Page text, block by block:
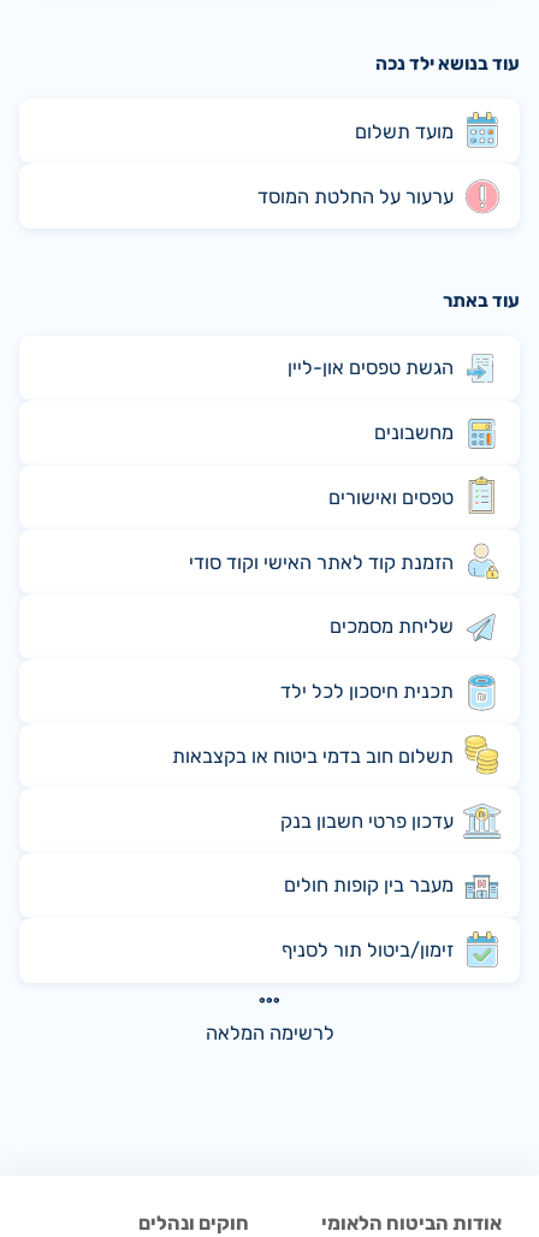
עוד בנושא ילד נכה
מועד תשלום
ערעור על החלטת המוסד
עוד באתר
הגשת טפסים און-ליין
מחשבונים
טפסים ואישורים
הזמנת קוד לאתר האישי וקוד סודי
שליחת מסמכים
תכנית חיסכון לכל ילד
תשלום חוב בדמי ביטוח או בקצבאות
עדכון פרטי חשבון בנק
מעבר בין קופות חולים
זימון/ביטול תור לסניף
לרשימה המלאה
אודות הביטוח הלאומי חוקים ונהלים